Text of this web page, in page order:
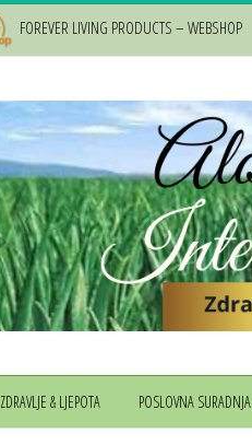
FOREVER LIVING PRODUCTS – WEBSHOP
ZDRAVLJE & LJEPOTA POSLOVNA SURADNJA